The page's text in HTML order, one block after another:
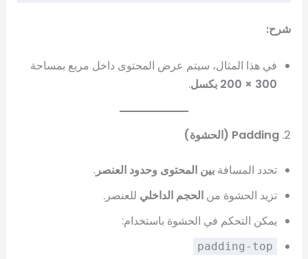
شرح:
في هذا المثال، سيتم عرض المحتوى داخل مربع بمساحة
300 × 200 بكسل
.
2. Padding (الحشوة)
تحدد المسافةبين المحتوى وحدود العنصر.
تزيد الحشوة منالحجم الداخلي للعنصر.
يمكن التحكم في الحشوة باستخدام:
padding-top